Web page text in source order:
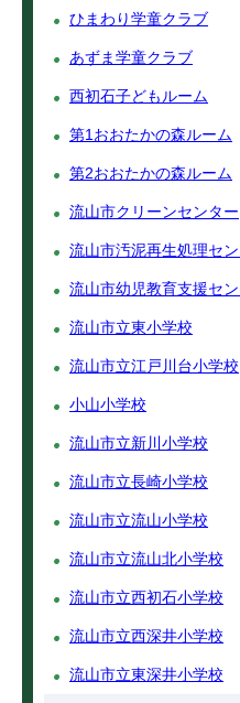
ひまわり学童クラブ
あずま学童クラブ
西初石子どもルーム
第1おおたかの森ルーム
第2おおたかの森ルーム
流山市クリーンセンター
流山市汚泥再生処理セ
流山市幼児教育支援セ
流山市立東小学校
流山市立江戸川台小学校
小山小学校
流山市立新川小学校
流山市立長崎小学校
流山市立流山小学校
流山市立流山北小学校
流山市立西初石小学校
流山市立西深井小学校
流山市立東深井小学校